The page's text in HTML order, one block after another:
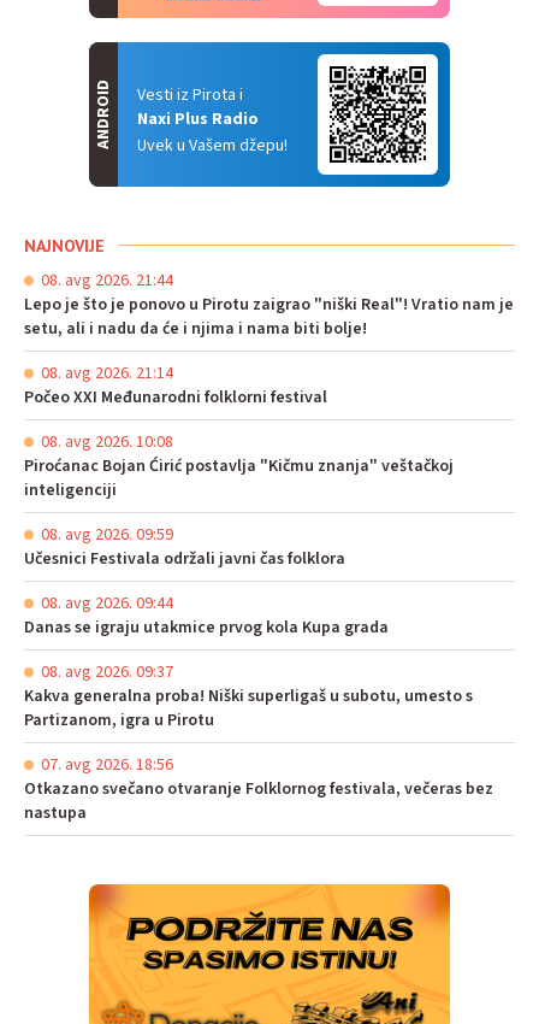
Vesti iz Pirota i
Naxi Plus Radio
Uvek u Vašem džepu!
ANDROID
NAJNOVIJE
08. avg 2026. 21:44
Lepo je što je ponovo u Pirotu zaigrao "niški Real"! Vratio nam je
setu, ali i nadu da će i njima i nama biti bolje!
08. avg 2026. 21:14
Počeo XXI Međunarodni folklorni festival
08. avg 2026. 10:08
Piroćanac Bojan Ćirić postavlja "Kičmu znanja" veštačkoj
inteligenciji
08. avg 2026. 09:59
Učesnici Festivala održali javni čas folklora
08. avg 2026. 09:44
Danas se igraju utakmice prvog kola Kupa grada
08. avg 2026. 09:37
Kakva generalna proba! Niški superligaš u subotu, umesto s
Partizanom, igra u Pirotu
07. avg 2026. 18:56
Otkazano svečano otvaranje Folklornog festivala, večeras bez
nastupa